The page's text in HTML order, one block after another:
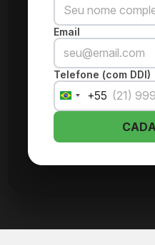
Email
Telefone (com DDI)
Brazil
+55
+55